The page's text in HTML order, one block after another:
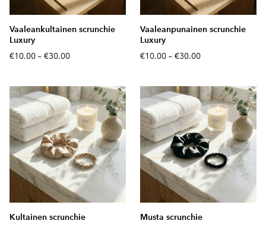
Vaaleankultainen scrunchie
Luxury
€10.00 – €30.00
Vaaleanpunainen scrunchie
Luxury
€10.00 – €30.00
Kultainen scrunchie
Musta scrunchie